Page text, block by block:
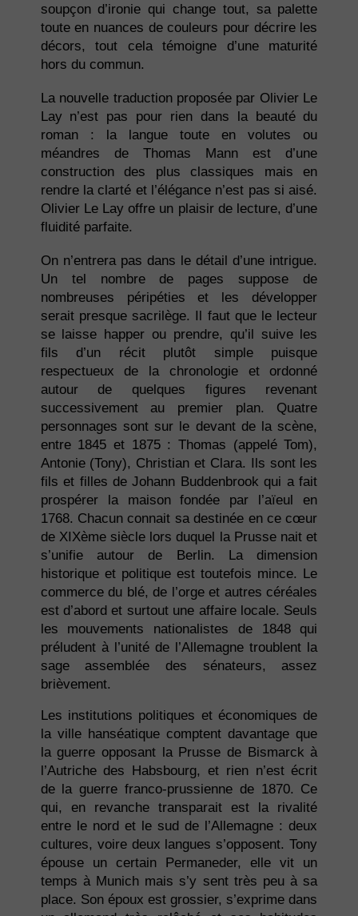
soupçon d’ironie qui change tout, sa palette
toute en nuances de couleurs pour décrire les
décors, tout cela témoigne d’une maturité
hors du commun.
La nouvelle traduction proposée par Olivier Le
Lay n’est pas pour rien dans la beauté du
roman : la langue toute en volutes ou
méandres de Thomas Mann est d’une
construction des plus classiques mais en
rendre la clarté et l’élégance n’est pas si aisé.
Olivier Le Lay offre un plaisir de lecture, d’une
fluidité parfaite.
On n’entrera pas dans le détail d’une intrigue.
Un tel nombre de pages suppose de
nombreuses péripéties et les développer
serait presque sacrilège. Il faut que le lecteur
se laisse happer ou prendre, qu’il suive les
fils d’un récit plutôt simple puisque
respectueux de la chronologie et ordonné
autour de quelques figures revenant
successivement au premier plan. Quatre
personnages sont sur le devant de la scène,
entre 1845 et 1875 : Thomas (appelé Tom),
Antonie (Tony), Christian et Clara. Ils sont les
fils et filles de Johann Buddenbrook qui a fait
prospérer la maison fondée par l’aïeul en
1768. Chacun connait sa destinée en ce cœur
de XIXème siècle lors duquel la Prusse nait et
s’unifie autour de Berlin. La dimension
historique et politique est toutefois mince. Le
commerce du blé, de l’orge et autres céréales
est d’abord et surtout une affaire locale. Seuls
les mouvements nationalistes de 1848 qui
préludent à l’unité de l’Allemagne troublent la
sage assemblée des sénateurs, assez
brièvement.
Les institutions politiques et économiques de
la ville hanséatique comptent davantage que
la guerre opposant la Prusse de Bismarck à
l’Autriche des Habsbourg, et rien n’est écrit
de la guerre franco-prussienne de 1870. Ce
qui, en revanche transparait est la rivalité
entre le nord et le sud de l’Allemagne : deux
cultures, voire deux langues s’opposent. Tony
épouse un certain Permaneder, elle vit un
temps à Munich mais s’y sent très peu à sa
place. Son époux est grossier, s’exprime dans